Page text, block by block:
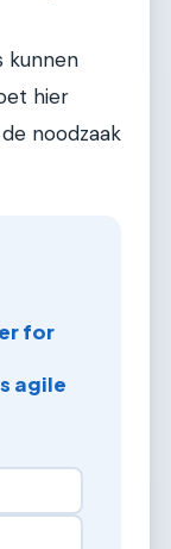
kunnen
hier
noodzaak
for
agile